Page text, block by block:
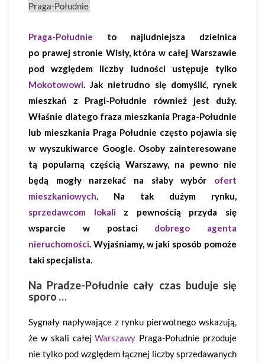
Praga-Południe
Praga-Południe to najludniejsza dzielnica
po prawej stronie Wisły, która w całej Warszawie
pod względem liczby ludności ustępuje tylko
Mokotowowi. Jak nietrudno się domyślić, rynek
mieszkań z Pragi-Południe również jest duży.
Właśnie dlatego fraza mieszkania Praga-Południe
lub mieszkania Praga Południe często pojawia się
w wyszukiwarce Google. Osoby zainteresowane
tą popularną częścią Warszawy, na pewno nie
będą mogły narzekać na słaby wybór ofert
mieszkaniowych. Na tak dużym rynku,
sprzedawcom lokali z pewnością przyda się
wsparcie w postaci dobrego agenta
nieruchomości. Wyjaśniamy, w jaki sposób pomoże
taki specjalista.
Na Pradze-Południe cały czas buduje się
sporo …
Sygnały napływające z rynku pierwotnego wskazują,
że w skali całejWarszawy Praga-Południe przoduje
nie tylko pod względem łącznej liczby sprzedawanych